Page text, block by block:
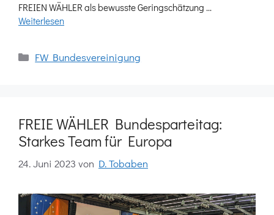
FREIEN WÄHLER als bewusste Geringschätzung …
Weiterlesen
Kategorien
FW Bundesvereinigung
FREIE WÄHLER Bundesparteitag:
Starkes Team für Europa
24. Juni 2023 von D. Tobaben